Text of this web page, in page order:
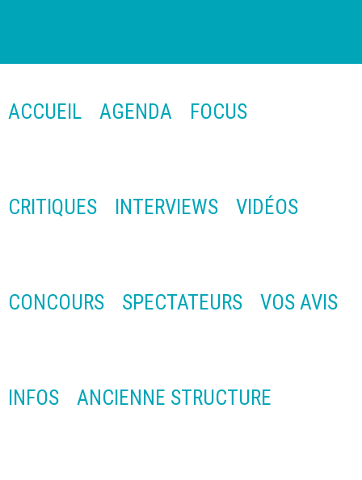
ACCUEIL AGENDA FOCUS
CRITIQUES INTERVIEWS VIDÉOS
CONCOURS SPECTATEURS VOS AVIS
INFOS ANCIENNE STRUCTURE